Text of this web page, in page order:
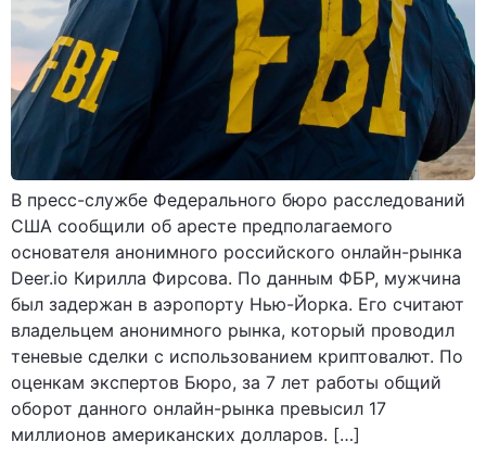
В пресс-службе Федерального бюро расследований
США сообщили об аресте предполагаемого
основателя анонимного российского онлайн-рынка
Deer.io Кирилла Фирсова. По данным ФБР, мужчина
был задержан в аэропорту Нью-Йорка. Его считают
владельцем анонимного рынка, который проводил
теневые сделки с использованием криптовалют. По
оценкам экспертов Бюро, за 7 лет работы общий
оборот данного онлайн-рынка превысил 17
миллионов американских долларов. […]